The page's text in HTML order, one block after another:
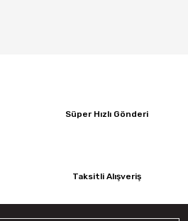
Süper Hızlı Gönderi
Taksitli Alışveriş